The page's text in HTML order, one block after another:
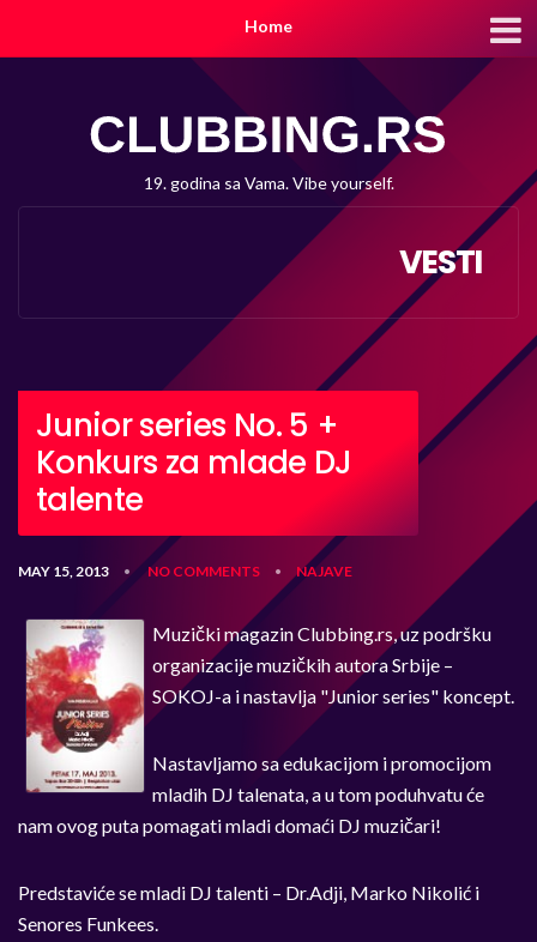
Home
19. godina sa Vama. Vibe yourself.
VESTI
Junior series No. 5 +
Konkurs za mlade DJ
talente
MAY 15, 2013 • NO COMMENTS • NAJAVE
Muzički magazin Clubbing.rs, uz podršku
organizacije muzičkih autora Srbije –
SOKOJ-a i nastavlja "Junior series" koncept.
Nastavljamo sa edukacijom i promocijom
mladih DJ talenata, a u tom poduhvatu će
nam ovog puta pomagati mladi domaći DJ muzičari!
Predstaviće se mladi DJ talenti – Dr.Adji, Marko Nikolić i
Senores Funkees.